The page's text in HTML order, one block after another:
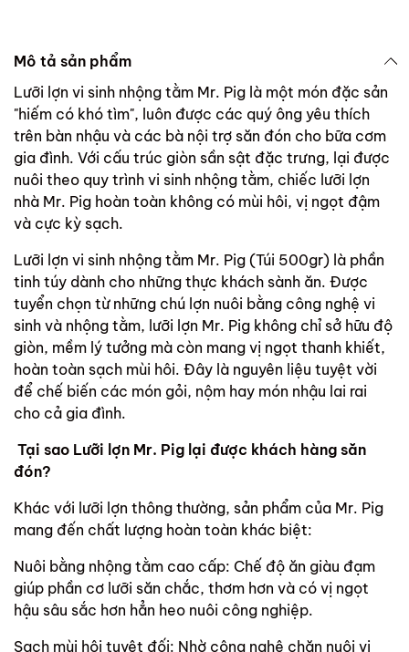
Mô tả sản phẩm
Lưỡi lợn vi sinh nhộng tằm Mr. Pig là một món đặc sản
"hiếm có khó tìm", luôn được các quý ông yêu thích
trên bàn nhậu và các bà nội trợ săn đón cho bữa cơm
gia đình. Với cấu trúc giòn sần sật đặc trưng, lại được
nuôi theo quy trình vi sinh nhộng tằm, chiếc lưỡi lợn
nhà Mr. Pig hoàn toàn không có mùi hôi, vị ngọt đậm
và cực kỳ sạch.
Lưỡi lợn vi sinh nhộng tằm Mr. Pig (Túi 500gr) là phần
tinh túy dành cho những thực khách sành ăn. Được
tuyển chọn từ những chú lợn nuôi bằng công nghệ vi
sinh và nhộng tằm, lưỡi lợn Mr. Pig không chỉ sở hữu độ
giòn, mềm lý tưởng mà còn mang vị ngọt thanh khiết,
hoàn toàn sạch mùi hôi. Đây là nguyên liệu tuyệt vời
để chế biến các món gỏi, nộm hay món nhậu lai rai
cho cả gia đình.
Tại sao Lưỡi lợn Mr. Pig lại được khách hàng săn
đón?
Khác với lưỡi lợn thông thường, sản phẩm của Mr. Pig
mang đến chất lượng hoàn toàn khác biệt:
Nuôi bằng nhộng tằm cao cấp: Chế độ ăn giàu đạm
giúp phần cơ lưỡi săn chắc, thơm hơn và có vị ngọt
hậu sâu sắc hơn hẳn heo nuôi công nghiệp.
Sạch mùi hôi tuyệt đối: Nhờ công nghệ chăn nuôi vi